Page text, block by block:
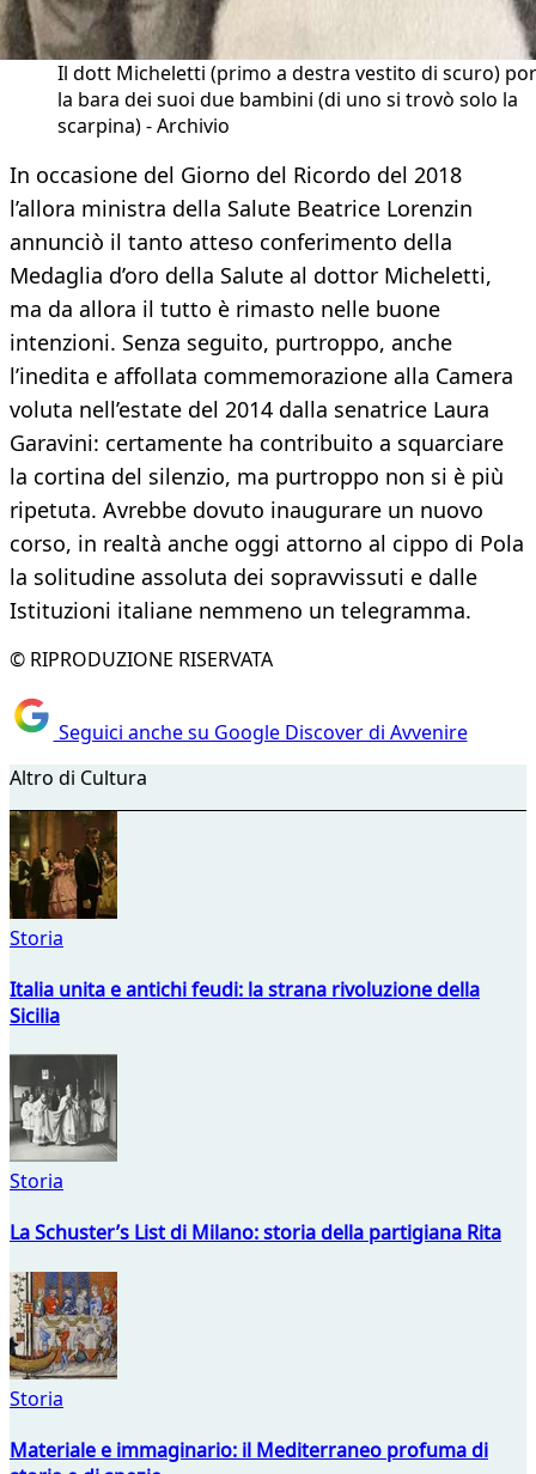
Il dott Micheletti (primo a destra vestito di scuro)
la bara dei suoi due bambini (di uno si trovò solo la
scarpina) - Archivio
In occasione del Giorno del Ricordo del 2018
l’allora ministra della Salute Beatrice Lorenzin
annunciò il tanto atteso conferimento della
Medaglia d’oro della Salute al dottor Micheletti,
ma da allora il tutto è rimasto nelle buone
intenzioni. Senza seguito, purtroppo, anche
l’inedita e affollata commemorazione alla Camera
voluta nell’estate del 2014 dalla senatrice Laura
Garavini: certamente ha contribuito a squarciare
la cortina del silenzio, ma purtroppo non si è più
ripetuta. Avrebbe dovuto inaugurare un nuovo
corso, in realtà anche oggi attorno al cippo di Pola
la solitudine assoluta dei sopravvissuti e dalle
Istituzioni italiane nemmeno un telegramma.
© RIPRODUZIONE RISERVATA
Seguici anche su Google Discover di Avvenire
Altro di Cultura
Storia
Italia unita e antichi feudi: la strana rivoluzione della
Sicilia
Storia
La Schuster’s List di Milano: storia della partigiana Rita
Storia
Materiale e immaginario: il Mediterraneo profuma di